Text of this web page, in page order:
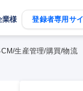
業様 登録者専用サ
生産管理/購買/物流